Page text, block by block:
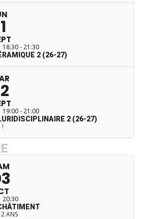
18:30 - 21:30
2 (26-27)
19:00 - 21:00
2 (26-27)
!
20:30
ANS